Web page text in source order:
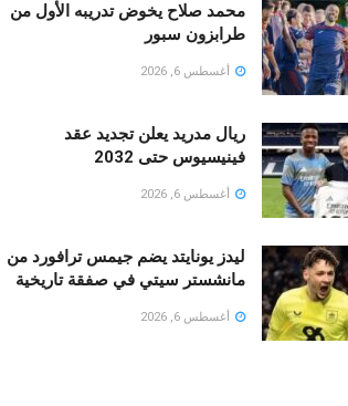
محمد صلاح يخوض تدريبه الأول من
طرابزون سبور
أغسطس 6, 2026
ريال مدريد يعلن تجديد عقد
فينيسيوس حتى 2032
أغسطس 6, 2026
ليدز يونايتد يضم جيمس ترافورد من
مانشستر سيتي في صفقة تاريخية
أغسطس 6, 2026